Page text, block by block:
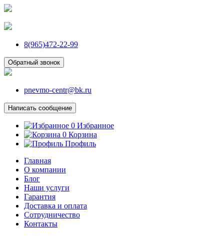
8(965)472-22-99
Обратный звонок
pnevmo-centr@bk.ru
Написать сообщение
0 Избранное
0 Корзина
Профиль
Главная
О компании
Блог
Наши услуги
Гарантия
Доставка и оплата
Сотрудничество
Контакты